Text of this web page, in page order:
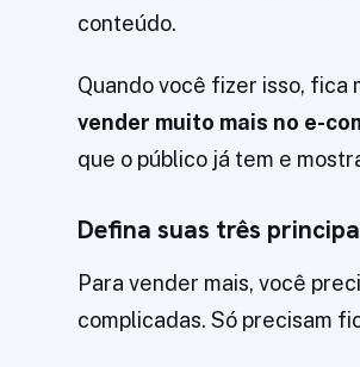
conteúdo.
Quando você fizer isso, fica
vender muito mais no e-
que o público já tem e
Defina suas três
Para vender mais, você
complicadas. Só precisam